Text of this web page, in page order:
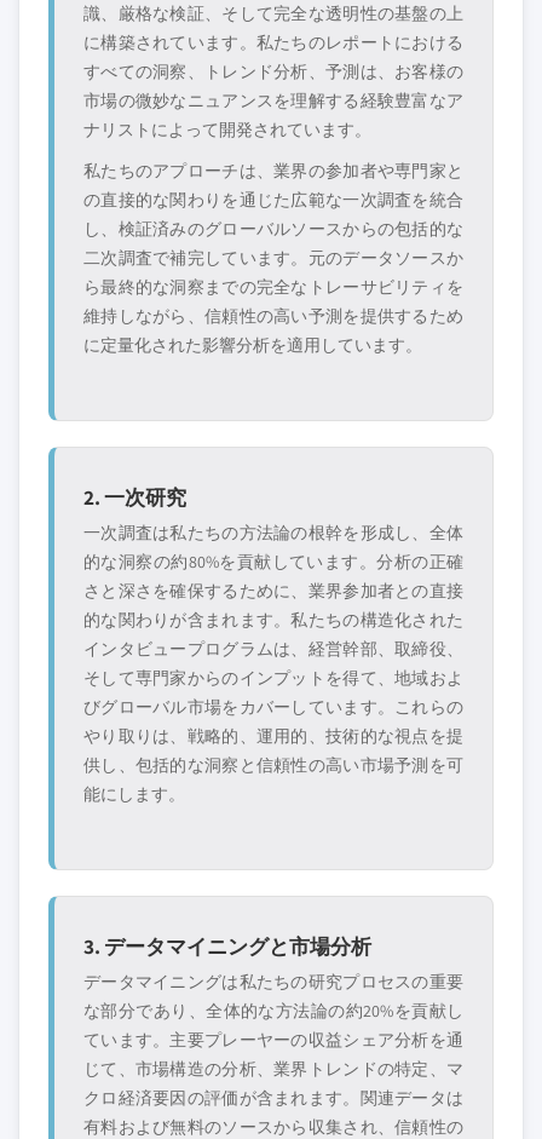
識、厳格な検証、そして完全な透明性の基盤の上
に構築されています。私たちのレポートにおける
すべての洞察、トレンド分析、予測は、お客様の
市場の微妙なニュアンスを理解する経験豊富なア
ナリストによって開発されています。
私たちのアプローチは、業界の参加者や専門家と
の直接的な関わりを通じた広範な一次調査を統合
し、検証済みのグローバルソースからの包括的な
二次調査で補完しています。元のデータソースか
ら最終的な洞察までの完全なトレーサビリティを
維持しながら、信頼性の高い予測を提供するため
に定量化された影響分析を適用しています。
2. 一次研究
一次調査は私たちの方法論の根幹を形成し、全体
的な洞察の約80%を貢献しています。分析の正確
さと深さを確保するために、業界参加者との直接
的な関わりが含まれます。私たちの構造化された
インタビュープログラムは、経営幹部、取締役、
そして専門家からのインプットを得て、地域およ
びグローバル市場をカバーしています。これらの
やり取りは、戦略的、運用的、技術的な視点を提
供し、包括的な洞察と信頼性の高い市場予測を可
能にします。
3. データマイニングと市場分析
データマイニングは私たちの研究プロセスの重要
な部分であり、全体的な方法論の約20%を貢献し
ています。主要プレーヤーの収益シェア分析を通
じて、市場構造の分析、業界トレンドの特定、マ
クロ経済要因の評価が含まれます。関連データは
有料および無料のソースから収集され、信頼性の